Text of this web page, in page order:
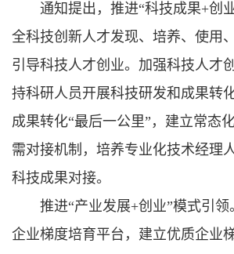
通知提出，推进“科技成果+创
全科技创新人才发现、培养、使用
引导科技人才创业。加强科技人才
持科研人员开展科技研发和成果转
成果转化“最后一公里”，建立常态
需对接机制，培养专业化技术经理
科技成果对接。
推进“产业发展+创业”模式引
企业梯度培育平台，建立优质企业